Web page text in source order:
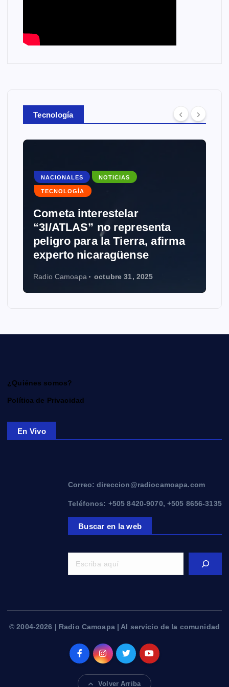
Tecnología
NACIONALES NOTICIAS
TECNOLOGÍA
Cometa interestelar
“3I/ATLAS” no representa
peligro para la Tierra, afirma
experto nicaragüense
Radio Camoapa octubre 31, 2025
¿Quiénes somos?
Política de Privacidad
En Vivo
Correo: direccion@radiocamoapa.com
Teléfonos: +505 8420-9070, +505 8656-3135
Buscar en la web
© 2004-2026 | Radio Camoapa | Al servicio de la comunidad
Volver Arriba